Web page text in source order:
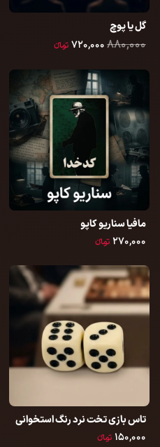
گل یا پوچ
۸۸۰,۰۰۰۷۲۰,۰۰۰ تومانءء
مافیا سناریو کاپو
۲۷۰,۰۰۰ تومانءء
تاس بازی تخت نرد رنگ استخوانی
۱۵۰,۰۰۰ تومانءء